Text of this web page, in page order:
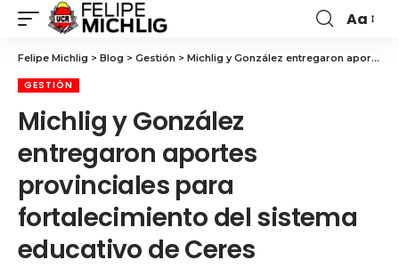
Aa
Felipe Michlig > Blog > Gestión > Michlig y González entregaron aportes provinciales para fortalecimiento del sistema educativo de Ceres
GESTIÓN
Michlig y González
entregaron aportes
provinciales para
fortalecimiento del sistema
educativo de Ceres